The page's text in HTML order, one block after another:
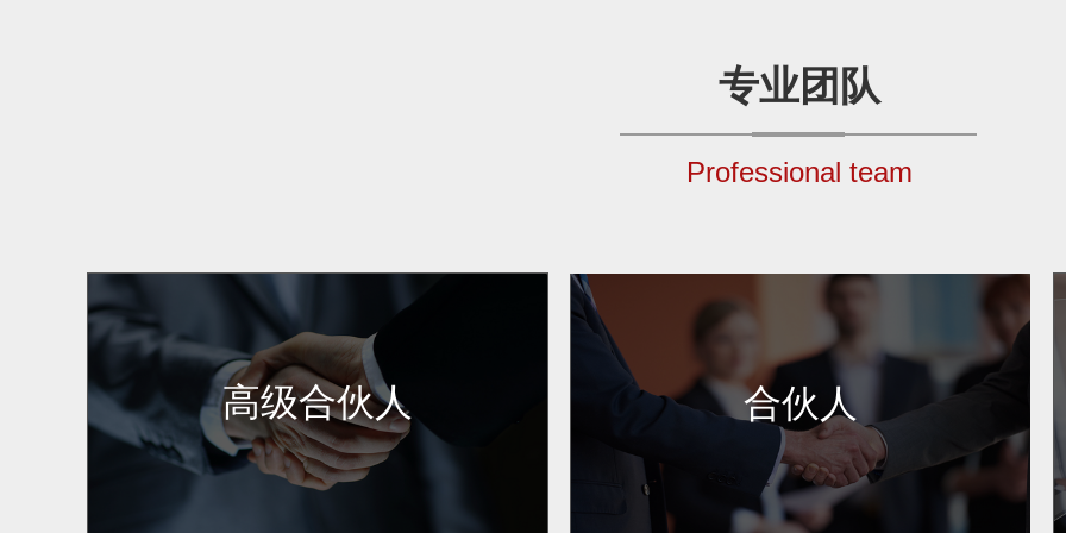
专业团队
Professional team
高级合伙人 合伙人